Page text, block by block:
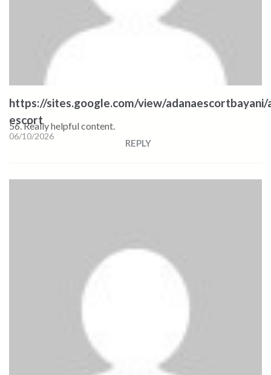
https://sites.google.com/view/adanaescortbayani/
escort
06/10/2026
56. Really helpful content.
REPLY